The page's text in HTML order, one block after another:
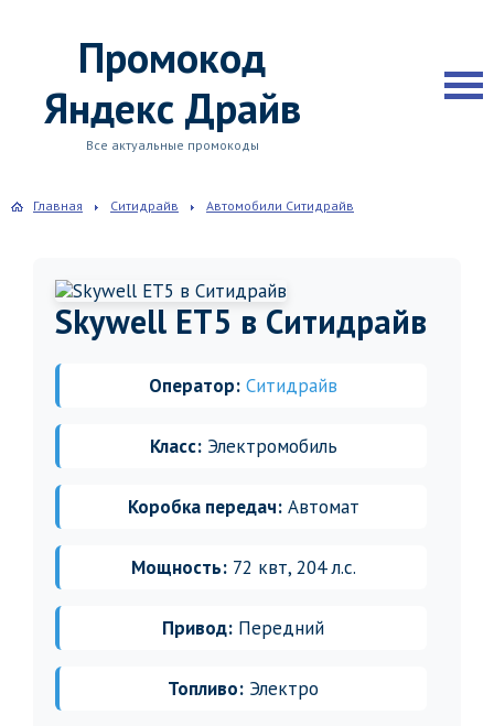
Промокод
Яндекс Драйв
Все актуальные промокоды
Главная Ситидрайв Автомобили Ситидрайв
Skywell ET5 в Ситидрайв
Оператор: Ситидрайв
Класс:Электромобиль
Коробка передач:Автомат
Мощность:72 квт, 204 л.с.
Привод: Передний
Топливо: Электро